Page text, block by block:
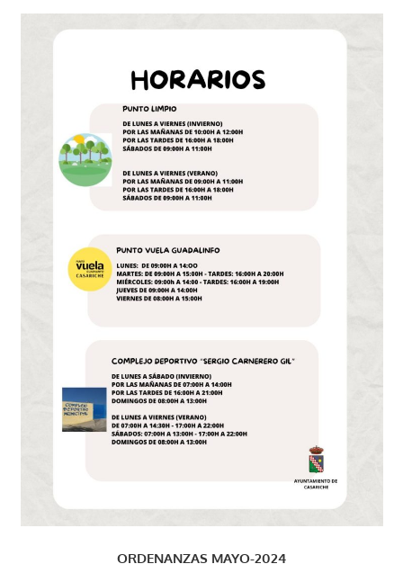
ORDENANZAS MAYO-2024